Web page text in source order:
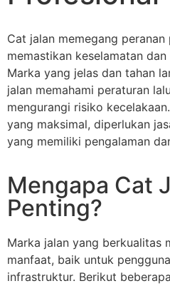
Cat jalan memegang
memastikan keselamatan
Marka yang jelas dan tahan
jalan memahami peraturan
mengurangi risiko
yang maksimal, diperlukan
yang memiliki pengalaman
Mengapa Cat
Penting?
Marka jalan yang berkualitas
manfaat, baik untuk
infrastruktur. Berikut